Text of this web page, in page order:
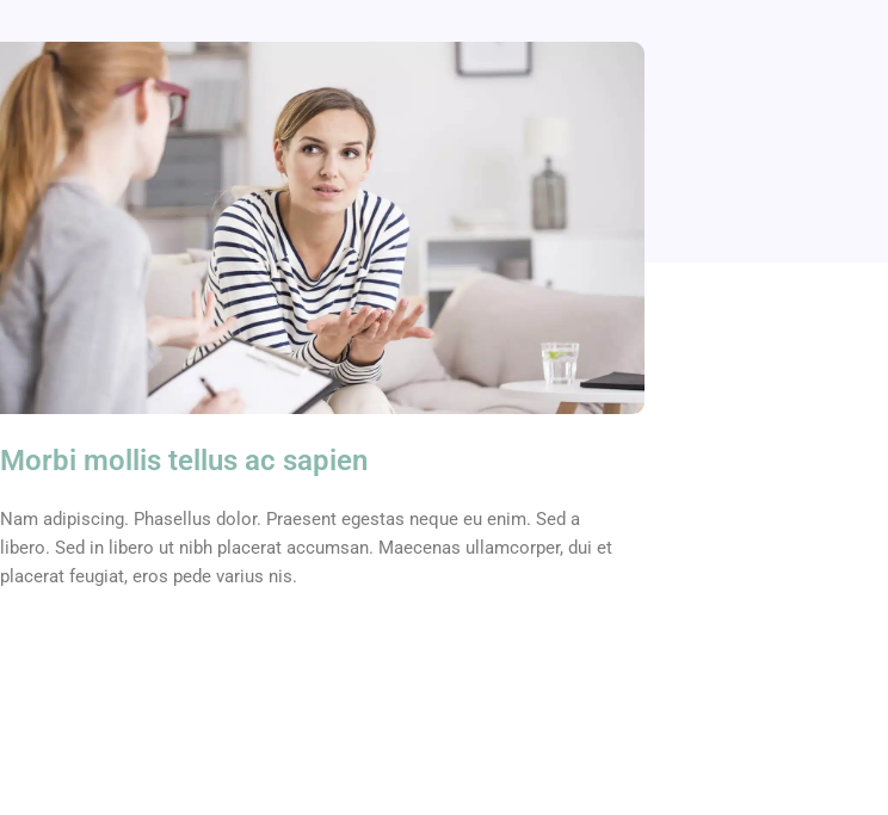
Morbi mollis tellus ac sapien
Nam adipiscing. Phasellus dolor. Praesent egestas neque eu enim. Sed a
libero. Sed in libero ut nibh placerat accumsan. Maecenas ullamcorper, dui et
placerat feugiat, eros pede varius nis.